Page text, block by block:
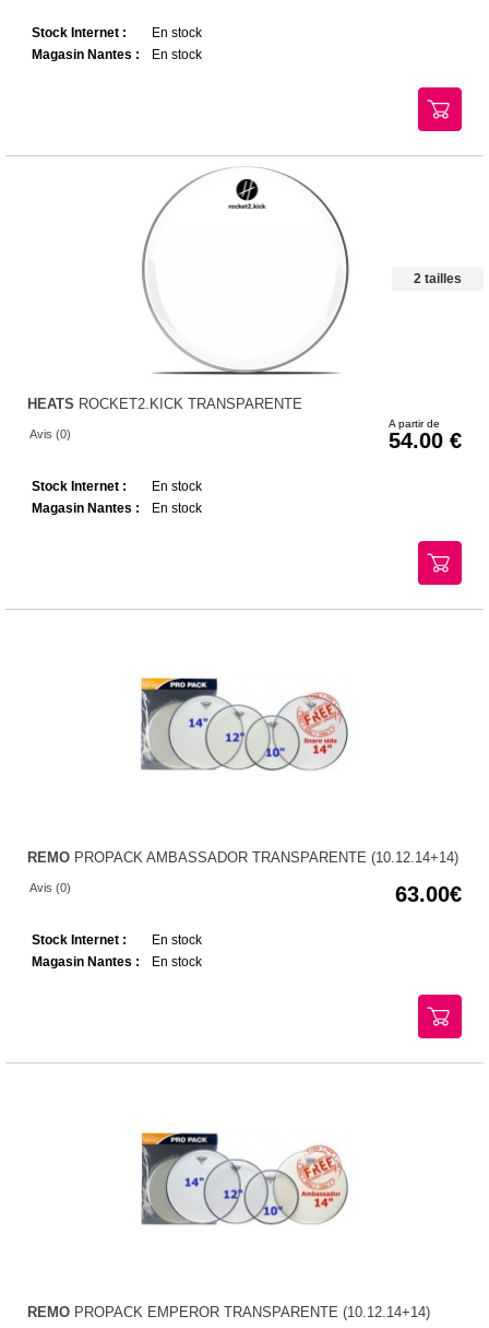
Stock Internet :
En stock
Magasin Nantes :
En stock
2 tailles
HEATS ROCKET2.KICK TRANSPARENTE
Avis (0)
A partir de
54.00
Stock Internet :
En stock
Magasin Nantes :
En stock
REMO PROPACK AMBASSADOR TRANSPARENTE (10.12.14+14)
Avis (0) 63.00
Stock Internet :
En stock
Magasin Nantes :
En stock
REMO PROPACK EMPEROR TRANSPARENTE (10.12.14+14)